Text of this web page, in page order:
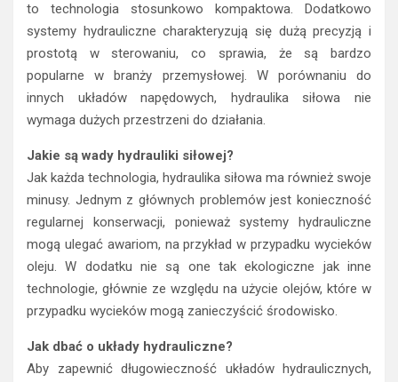
to technologia stosunkowo kompaktowa. Dodatkowo
systemy hydrauliczne charakteryzują się dużą precyzją i
prostotą w sterowaniu, co sprawia, że są bardzo
popularne w branży przemysłowej. W porównaniu do
innych układów napędowych, hydraulika siłowa nie
wymaga dużych przestrzeni do działania.
Jakie są wady hydrauliki siłowej?
Jak każda technologia, hydraulika siłowa ma również swoje
minusy. Jednym z głównych problemów jest konieczność
regularnej konserwacji, ponieważ systemy hydrauliczne
mogą ulegać awariom, na przykład w przypadku wycieków
oleju. W dodatku nie są one tak ekologiczne jak inne
technologie, głównie ze względu na użycie olejów, które w
przypadku wycieków mogą zanieczyścić środowisko.
Jak dbać o układy hydrauliczne?
Aby zapewnić długowieczność układów hydraulicznych,